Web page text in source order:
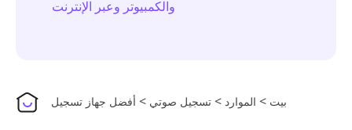
والكمبيوتر وعبر الإنترنت
بيت > الموارد > تسجيل صوتي > أفضل جهاز تسجيل